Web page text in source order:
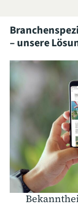
– unsere